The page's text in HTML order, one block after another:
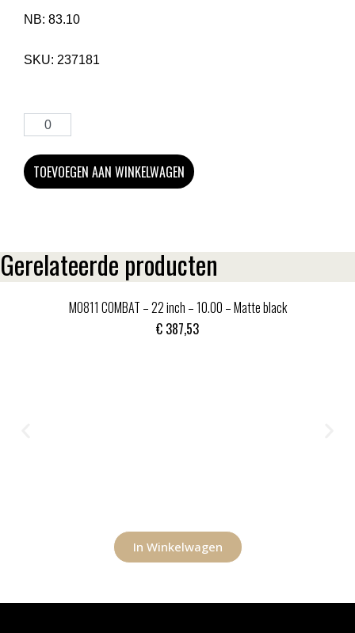
NB: 83.10
SKU: 237181
TOEVOEGEN AAN WINKELWAGEN
Gerelateerde producten
MO811 COMBAT – 22 inch – 10.00 – Matte black
€ 387,53
In Winkelwagen